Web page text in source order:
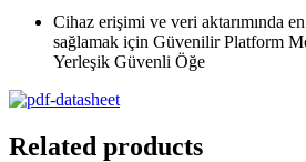
Cihaz erişimi ve veri aktarımında
sağlamak için Güvenilir Platform
Yerleşik Güvenli Öğe
Related products